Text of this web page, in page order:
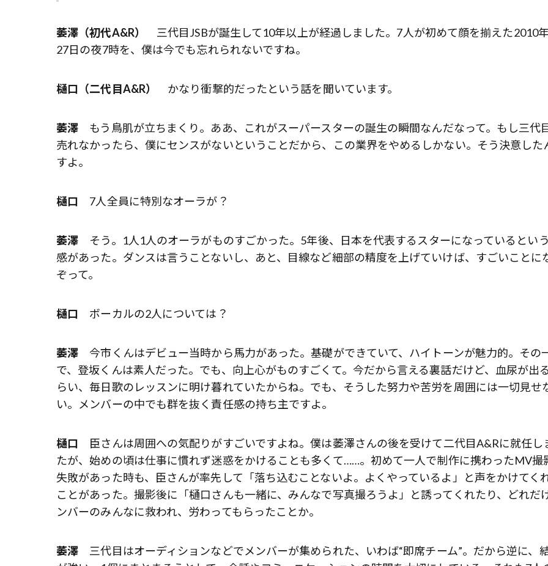
萎澤（初代A&R）
三代目JSBが誕生して10年以上が経過しました。7人が初めて顔を揃えた2010
27日の夜7時を、僕は今でも忘れられないですね。
樋口（二代目A&R） かなり衝撃的だったという話を聞いています。
萎澤 もう鳥肌が立ちまくり。ああ、これがスーパースターの誕生の瞬間なんだなって。もし三代
売れなかったら、僕にセンスがないということだから、この業界をやめるしかない。そう決意した
すよ。
樋口 7人全員に特別なオーラが？
萎澤 そう。1人1人のオーラがものすごかった。5年後、日本を代表するスターになっているとい
感があった。ダンスは言うことないし、あと、目線など細部の精度を上げていけば、すごいことに
ぞって。
樋口 ボーカルの2人については？
萎澤 今市くんはデビュー当時から馬力があった。基礎ができていて、ハイトーンが魅力的。その
で、登坂くんは素人だった。でも、向上心がものすごくて。今だから言える裏話だけど、血尿が出
らい、毎日歌のレッスンに明け暮れていたからね。でも、そうした努力や苦労を周囲には一切見せ
い。メンバーの中でも群を抜く責任感の持ち主ですよ。
樋口 臣さんは周囲への気配りがすごいですよね。僕は萎澤さんの後を受けて二代目A&Rに就任し
たが、始めの頃は仕事に慣れず迷惑をかけることも多くて……。初めて一人で制作に携わったMV撮
失敗があった時も、臣さんが率先して「落ち込むことないよ。よくやっているよ」と声をかけてく
ことがあった。撮影後に「樋口さんも一緒に、みんなで写真撮ろうよ」と誘ってくれたり、どれだ
ンバーのみんなに救われ、労わってもらったことか。
萎澤 三代目はオーディションなどでメンバーが集められた、いわば“即席チーム”。だから逆に、